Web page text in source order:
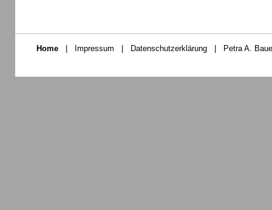
Home | Impressum | Datenschutzerklärung | Petra A.